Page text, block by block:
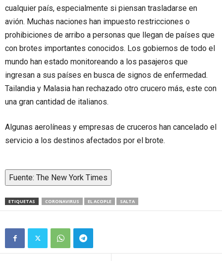
cualquier país, especialmente si piensan trasladarse en
avión. Muchas naciones han impuesto restricciones o
prohibiciones de arribo a personas que llegan de países que
con brotes importantes conocidos. Los gobiernos de todo el
mundo han estado monitoreando a los pasajeros que
ingresan a sus países en busca de signos de enfermedad.
Tailandia y Malasia han rechazado otro crucero más, este con
una gran cantidad de italianos.
Algunas aerolíneas y empresas de cruceros han cancelado el
servicio a los destinos afectados por el brote.
Fuente: The New York Times
ETIQUETAS CORONAVIRUS EL ACOPLE SALTA